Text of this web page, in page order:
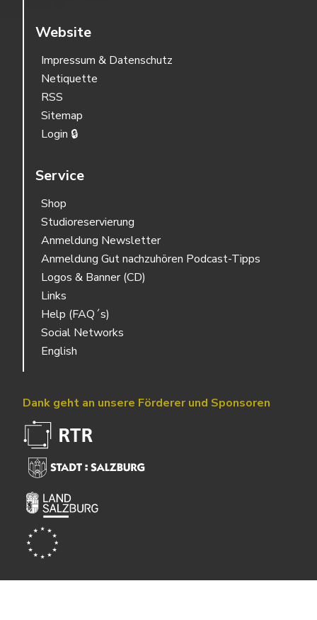
Website
Impressum & Datenschutz
Netiquette
RSS
Sitemap
Login 🔒
Service
Shop
Studioreservierung
Anmeldung Newsletter
Anmeldung Gut nachzuhören Podcast-Tipps
Logos & Banner (CD)
Links
Help (FAQ´s)
Social Networks
English
Dank geht an unsere Förderer und Sponsoren